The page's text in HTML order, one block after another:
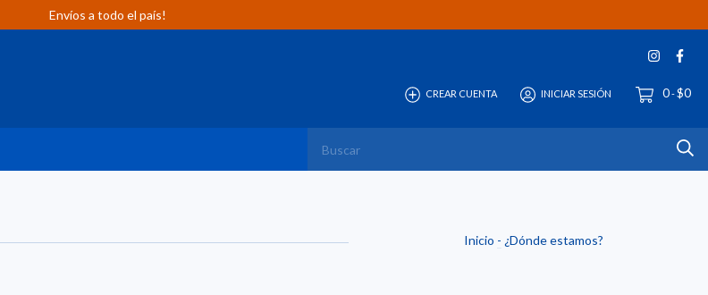
Envíos a todo el país!
CREAR CUENTA INICIAR SESIÓN 0-$0
Inicio - ¿Dónde estamos?